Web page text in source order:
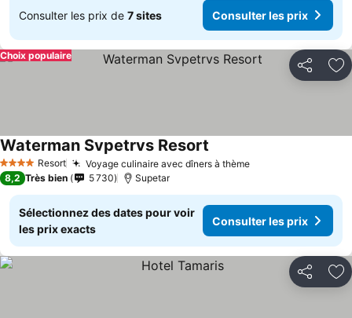
Consulter les prix de 7 sites Consulter les prix
Partager
Choix populaire
4 Étoiles Resort Voyage culinaire avec dîners à thème
Waterman Svpetrvs Resort
8,2 Très bien 5 730 Supetar
Sélectionnez des dates pour voir
les prix exacts
Consulter les prix
Partager